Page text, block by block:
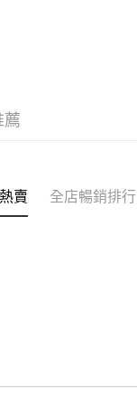
薦
賣 全店暢銷排行